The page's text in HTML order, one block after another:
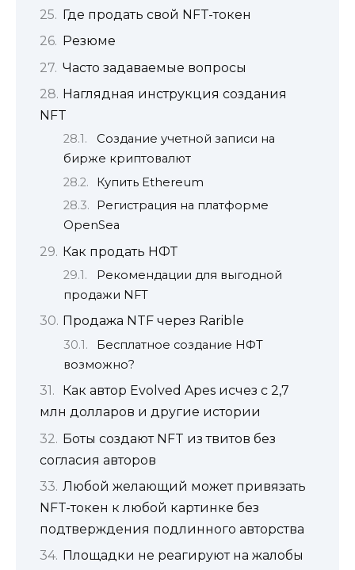
Где продать свой NFT-токен
Резюме
Часто задаваемые вопросы
Наглядная инструкция создания
NFT
Создание учетной записи на
бирже криптовалют
Купить Ethereum
Регистрация на платформе
OpenSea
Как продать НФТ
Рекомендации для выгодной
продажи NFT
Продажа NTF через Rarible
Бесплатное создание НФТ
возможно?
Как автор Evolved Apes исчез с 2,7
млн долларов и другие истории
Боты создают NFT из твитов без
согласия авторов
Любой желающий может привязать
NFT-токен к любой картинке без
подтверждения подлинного авторства
Площадки не реагируют на жалобы